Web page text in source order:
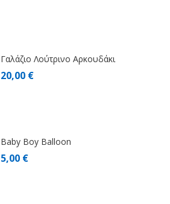
Γαλάζιο Λούτρινο Αρκουδάκι
20,00 €
Baby Boy Balloon
5,00 €